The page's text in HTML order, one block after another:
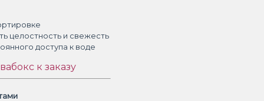
целостность и свежесть
доступа к воде
к заказу